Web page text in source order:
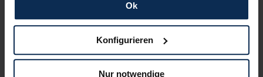
verwenden und diese Daten an Dritte weiterzugeben,
etwa an unsere Marketingpartner. Falls Sie dem nicht
zustimmen möchten, beschränken wir uns auf die
dann nicht auf Sie zuschneiden und Sie somit nicht
Ok
Konfigurieren
Nur notwendige